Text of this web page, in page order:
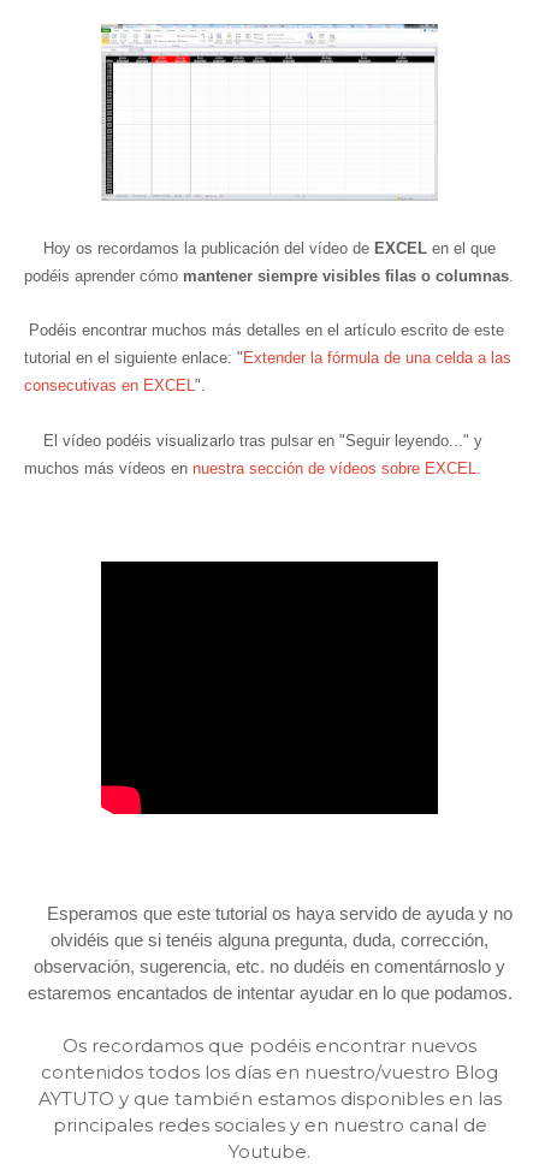
Hoy os recordamos la publicación del vídeo de EXCEL en el que
podéis aprender cómo mantener siempre visibles filas o columnas.
Podéis encontrar muchos más detalles en el artículo escrito de este
tutorial en el siguiente enlace: " Extender la fórmula de una celda a las
consecutivas en EXCEL".
El vídeo podéis visualizarlo tras pulsar en "Seguir leyendo..." y
muchos más vídeos en nuestra sección de vídeos sobre EXCEL.
Esperamos que este tutorial os haya servido de ayuda y no
olvidéis que si tenéis alguna pregunta, duda, corrección,
observación, sugerencia, etc. no dudéis en comentárnoslo y
estaremos encantados de intentar ayudar en lo que podamos.
Os recordamos que podéis encontrar nuevos
contenidos todos los días en nuestro/vuestro Blog
AYTUTO y que también estamos disponibles en las
principales redes sociales y en nuestro canal de
Youtube.